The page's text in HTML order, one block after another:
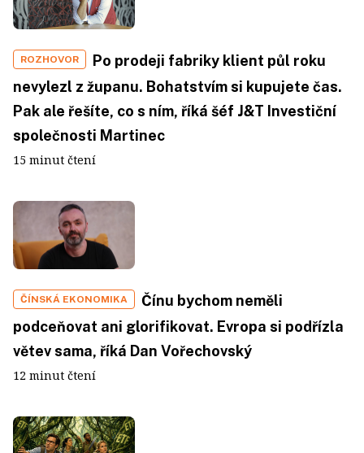
ROZHOVOR
Po prodeji fabriky klient půl roku
nevylezl z županu. Bohatstvím si kupujete čas.
Pak ale řešíte, co s ním, říká šéf J&T Investiční
společnosti Martinec
15 minut čtení
ČÍNSKÁ EKONOMIKA
Čínu bychom neměli
podceňovat ani glorifikovat. Evropa si podřízla
větev sama, říká Dan Vořechovský
12 minut čtení